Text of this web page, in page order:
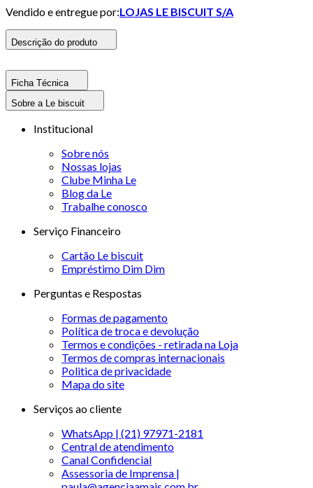
Vendido e entregue por:LOJAS LE BISCUIT S/A
Descrição do produto
Ficha Técnica
Sobre a Le biscuit
Institucional
Sobre nós
Nossas lojas
Clube Minha Le
Blog da Le
Trabalhe conosco
Serviço Financeiro
Cartão Le biscuit
Empréstimo Dim Dim
Perguntas e Respostas
Formas de pagamento
Política de troca e devolução
Termos e condições - retirada na Loja
Termos de compras internacionais
Politica de privacidade
Mapa do site
Serviços ao cliente
WhatsApp | (21) 97971-2181
Central de atendimento
Canal Confidencial
Assessoria de Imprensa |